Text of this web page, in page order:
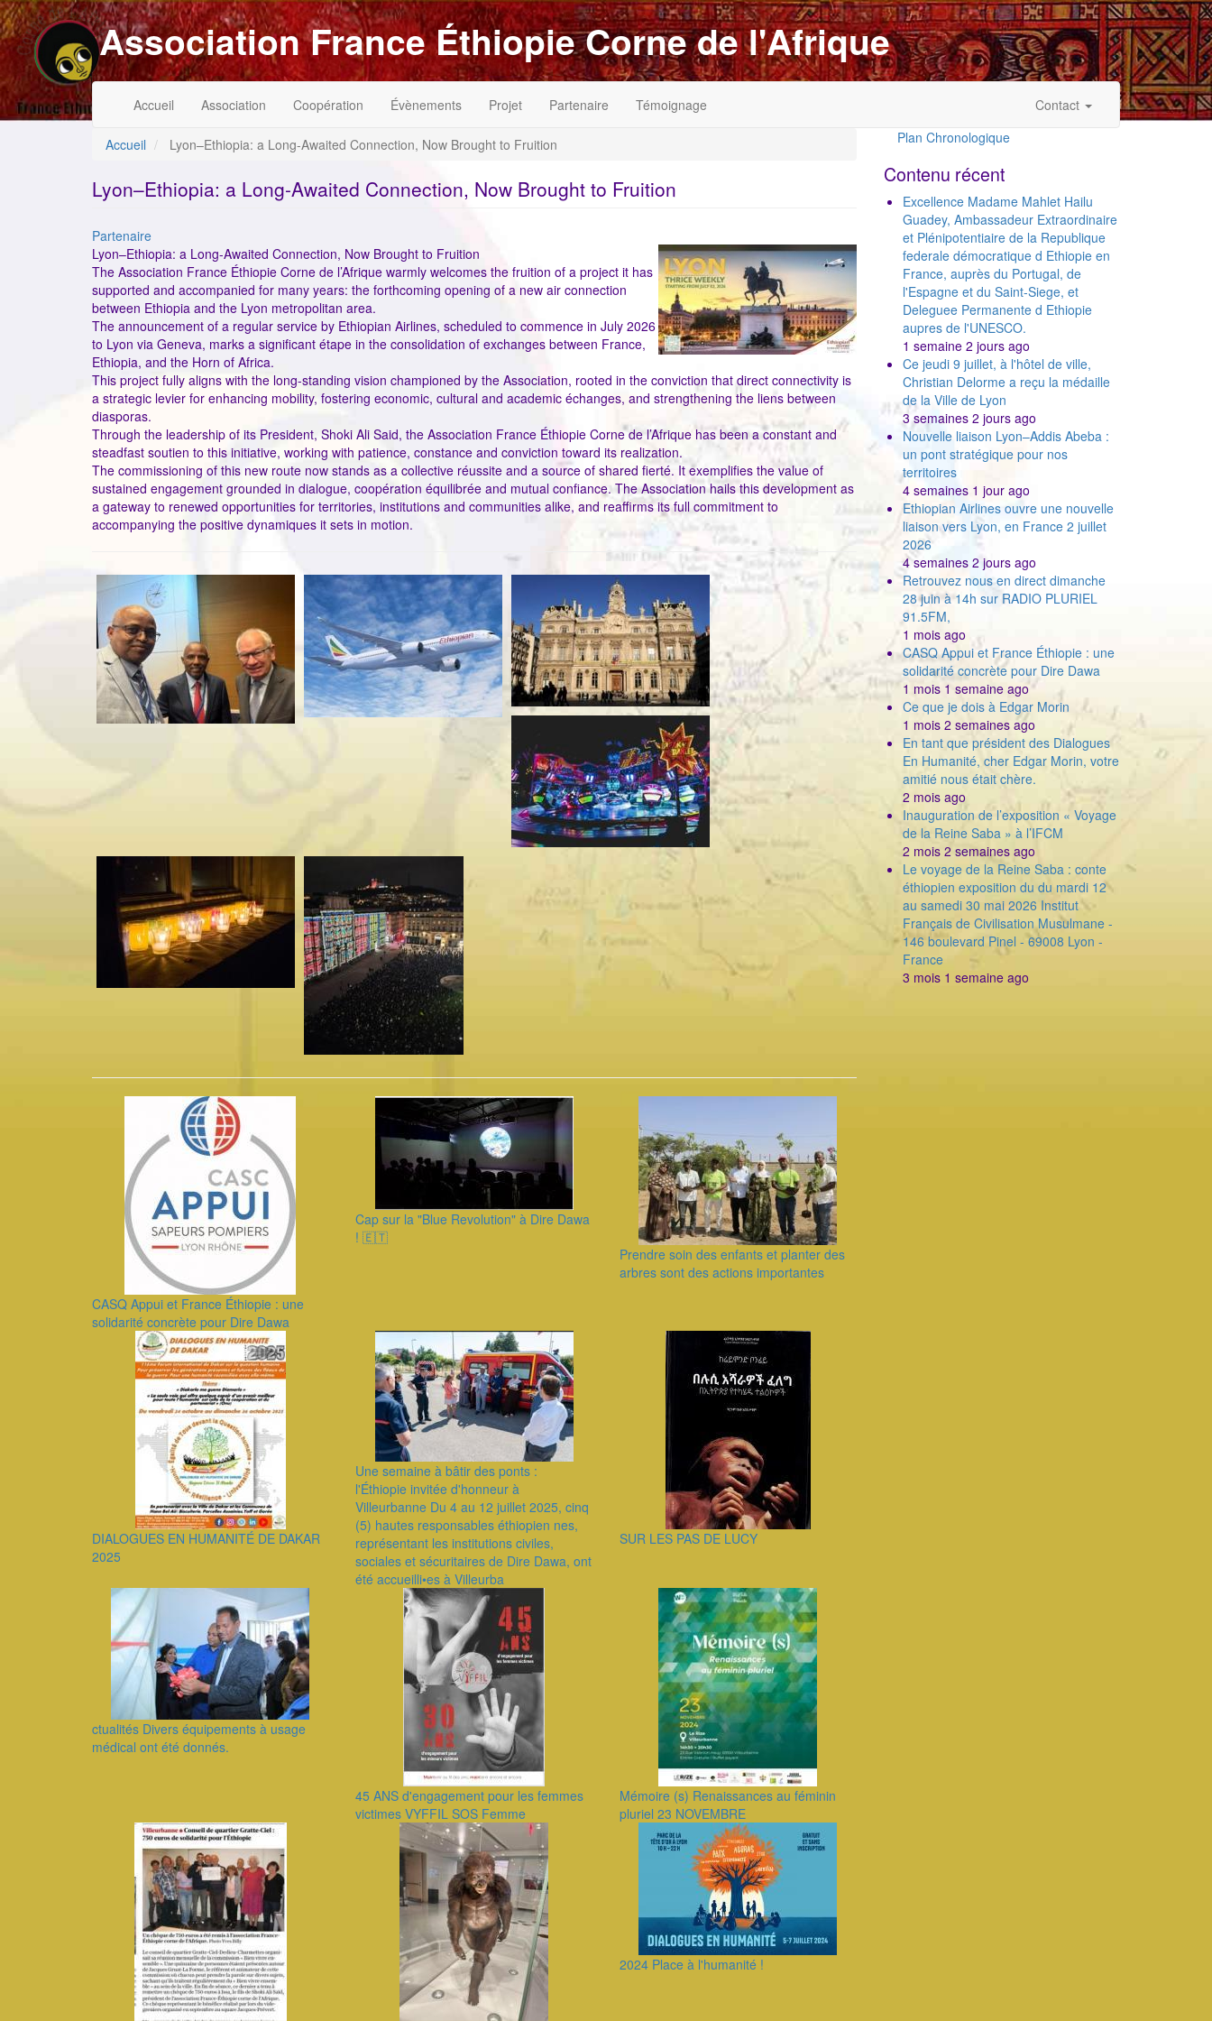
Aller
au
contenu
principal
Association France Éthiopie Corne de l'Afrique
principale
Accueil Association Coopération Évènements Projet Partenaire Témoignage
du
de
Contact
Accueil Lyon–Ethiopia: a Long-Awaited Connection, Now Brought to Fruition
Lyon–Ethiopia: a Long-Awaited Connection, Now Brought to Fruition
Catégorie
Partenaire
ImageenAvant
Lyon–Ethiopia: a Long-Awaited Connection, Now Brought to Fruition
The Association France Éthiopie Corne de l’Afrique warmly welcomes the fruition of a project it has
supported and accompanied for many years: the forthcoming opening of a new air connection
between Ethiopia and the Lyon metropolitan area.
The announcement of a regular service by Ethiopian Airlines, scheduled to commence in July 2026
to Lyon via Geneva, marks a significant étape in the consolidation of exchanges between France,
Ethiopia, and the Horn of Africa.
This project fully aligns with the long-standing vision championed by the Association, rooted in the conviction that direct connectivity is
a strategic levier for enhancing mobility, fostering economic, cultural and academic échanges, and strengthening the liens between
diasporas.
Through the leadership of its President, Shoki Ali Said, the Association France Éthiopie Corne de l’Afrique has been a constant and
steadfast soutien to this initiative, working with patience, constance and conviction toward its realization.
The commissioning of this new route now stands as a collective réussite and a source of shared fierté. It exemplifies the value of
sustained engagement grounded in dialogue, coopération équilibrée and mutual confiance. The Association hails this development as
a gateway to renewed opportunities for territories, institutions and communities alike, and reaffirms its full commitment to
accompanying the positive dynamiques it sets in motion.
CASQ Appui et France Éthiopie : une
solidarité concrète pour Dire Dawa
Cap sur la "Blue Revolution" à Dire Dawa
! 🇪🇹
Prendre soin des enfants et planter des
arbres sont des actions importantes
DIALOGUES EN HUMANITÉ DE DAKAR
2025
Une semaine à bâtir des ponts :
l'Éthiopie invitée d'honneur à
Villeurbanne Du 4 au 12 juillet 2025, cinq
(5) hautes responsables éthiopien nes,
représentant les institutions civiles,
sociales et sécuritaires de Dire Dawa, ont
été accueilli•es à Villeurba
SUR LES PAS DE LUCY
ctualités Divers équipements à usage
médical ont été donnés.
45 ANS d'engagement pour les femmes
victimes VYFFIL SOS Femme
Mémoire (s) Renaissances au féminin
pluriel 23 NOVEMBRE
2024 Place à l'humanité !
Plan Chronologique
Contenu récent
Excellence Madame Mahlet Hailu
Guadey, Ambassadeur Extraordinaire
et Plénipotentiaire de la Republique
federale démocratique d Ethiopie en
France, auprès du Portugal, de
l'Espagne et du Saint-Siege, et
Deleguee Permanente d Ethiopie
aupres de l'UNESCO.
1 semaine 2 jours ago
Ce jeudi 9 juillet, à l'hôtel de ville,
Christian Delorme a reçu la médaille
de la Ville de Lyon
3 semaines 2 jours ago
Nouvelle liaison Lyon–Addis Abeba :
un pont stratégique pour nos
territoires
4 semaines 1 jour ago
Ethiopian Airlines ouvre une nouvelle
liaison vers Lyon, en France 2 juillet
2026
4 semaines 2 jours ago
Retrouvez nous en direct dimanche
28 juin à 14h sur RADIO PLURIEL
91.5FM,
1 mois ago
CASQ Appui et France Éthiopie : une
solidarité concrète pour Dire Dawa
1 mois 1 semaine ago
Ce que je dois à Edgar Morin
1 mois 2 semaines ago
En tant que président des Dialogues
En Humanité, cher Edgar Morin, votre
amitié nous était chère.
2 mois ago
Inauguration de l’exposition « Voyage
de la Reine Saba » à l’IFCM
2 mois 2 semaines ago
Le voyage de la Reine Saba : conte
éthiopien exposition du du mardi 12
au samedi 30 mai 2026 Institut
Français de Civilisation Musulmane -
146 boulevard Pinel - 69008 Lyon -
France
3 mois 1 semaine ago